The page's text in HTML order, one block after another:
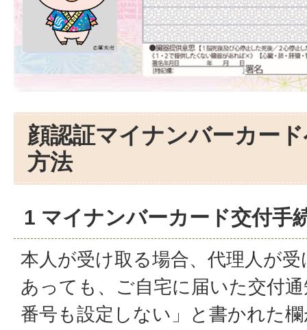
顔認証マイナンバーカー
方法
1 マイナンバーカード交付手
本人が受け取る場合、代理人が
あっても、ご自宅に届いた交付
番号も設定しない」と書かれた